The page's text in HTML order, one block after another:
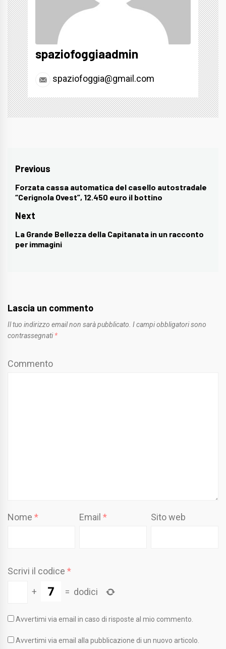
spaziofoggiaadmin
spaziofoggia@gmail.com
Navigazione
articoli
Previous
Previous
post:
Forzata cassa automatica del casello autostradale
“Cerignola Ovest”, 12.450 euro il bottino
Next
Next
post:
La Grande Bellezza della Capitanata in un racconto
per immagini
Lascia un commento
Il tuo indirizzo email non sarà pubblicato. I campi obbligatori sono
contrassegnati *
Commento
Nome * Email* Sito web
Scrivi il codice *
+
= dodici
Avvertimi via email in caso di risposte al mio commento.
Avvertimi via email alla pubblicazione di un nuovo articolo.